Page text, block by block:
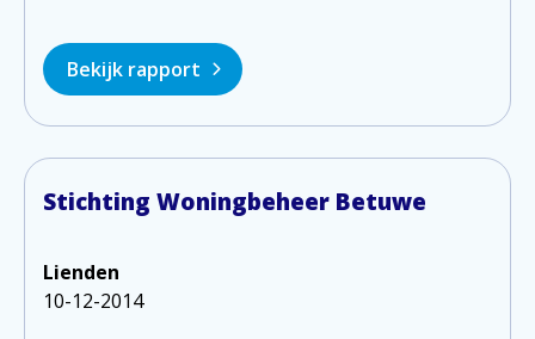
Bekijk rapport
Stichting Woningbeheer Betuwe
Lienden
10-12-2014